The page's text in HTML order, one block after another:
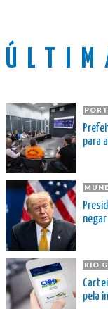
para
RIO
pela